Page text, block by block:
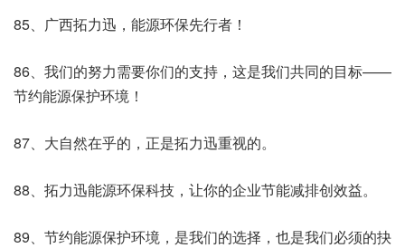
85、广西拓力迅，能源环保先行者！
86、我们的努力需要你们的支持，这是我们共同的目标——
节约能源保护环境！
87、大自然在乎的，正是拓力迅重视的。
88、拓力迅能源环保科技，让你的企业节能减排创效益。
89、节约能源保护环境，是我们的选择，也是我们必须的抉